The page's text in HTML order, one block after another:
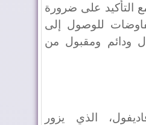
التأكيد على ضرورة
للوصول إلى
ودائم ومقبول من
الذي يزور